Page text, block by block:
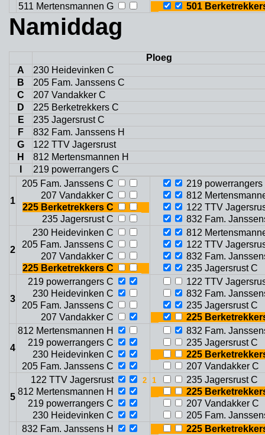
511 Mertensmannen G
501
Namiddag
Ploeg
A
230 Heidevinken C
B
205 Fam. Janssens C
C
207 Vandakker C
D
225 Berketrekkers C
E
235 Jagersrust C
F
832 Fam. Janssens H
G
122 TTV Jagersrust
H
812 Mertensmannen H
219 powerrangers C
1
205 Fam. Janssens C
207 Vandakker C
225 Berketrekkers C
235 Jagersrust C
219 powerrangers
812
122 TTV
832 Fam.
2
230 Heidevinken C
205 Fam. Janssens C
207 Vandakker C
225 Berketrekkers C
812
122 TTV
832 Fam.
235 Jagersrust C
3
219 powerrangers C
230 Heidevinken C
205 Fam. Janssens C
207 Vandakker C
122 TTV
832 Fam.
235 Jagersrust C
225
4
812 Mertensmannen H
219 powerrangers C
230 Heidevinken C
205 Fam. Janssens C
832 Fam.
235 Jagersrust C
225
207 Vandakker C
5
122 TTV Jagersrust
812 Mertensmannen H
219 powerrangers C
230 Heidevinken C
235 Jagersrust C
225
207 Vandakker C
205 Fam.
832 Fam. Janssens H
225